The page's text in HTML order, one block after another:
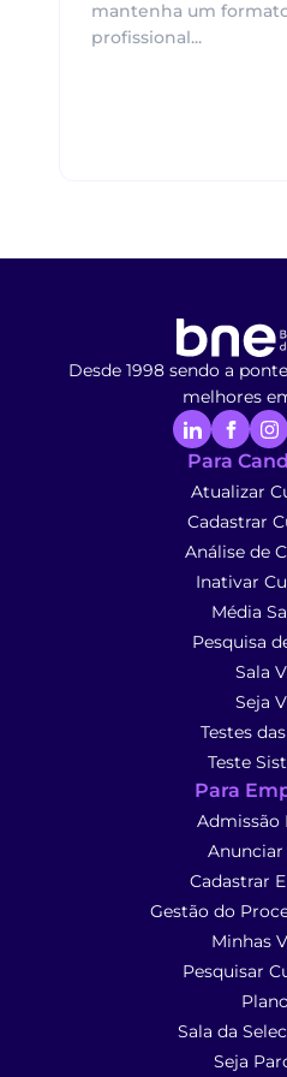
mantenha um
profissional...
Desde 1998 sendo a
melhores
Para
Atualizar
Cadastrar
Análise de
Inativar
Média
Pesquisa
Sala
Seja
Testes
Teste
Para
Admissão
Anunciar
Cadastrar
Gestão do
Minhas
Pesquisar
Sala da
Seja